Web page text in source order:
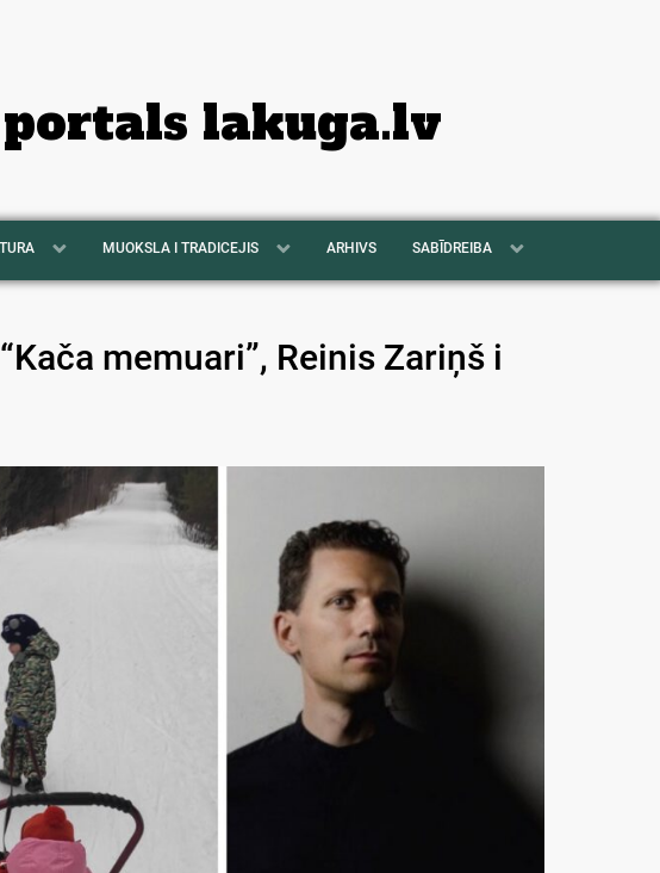
lakuga.lv
MUOKSLA I TRADICEJIS ARHIVS SABĪDREIBA
memuari”, Reinis Zariņš i